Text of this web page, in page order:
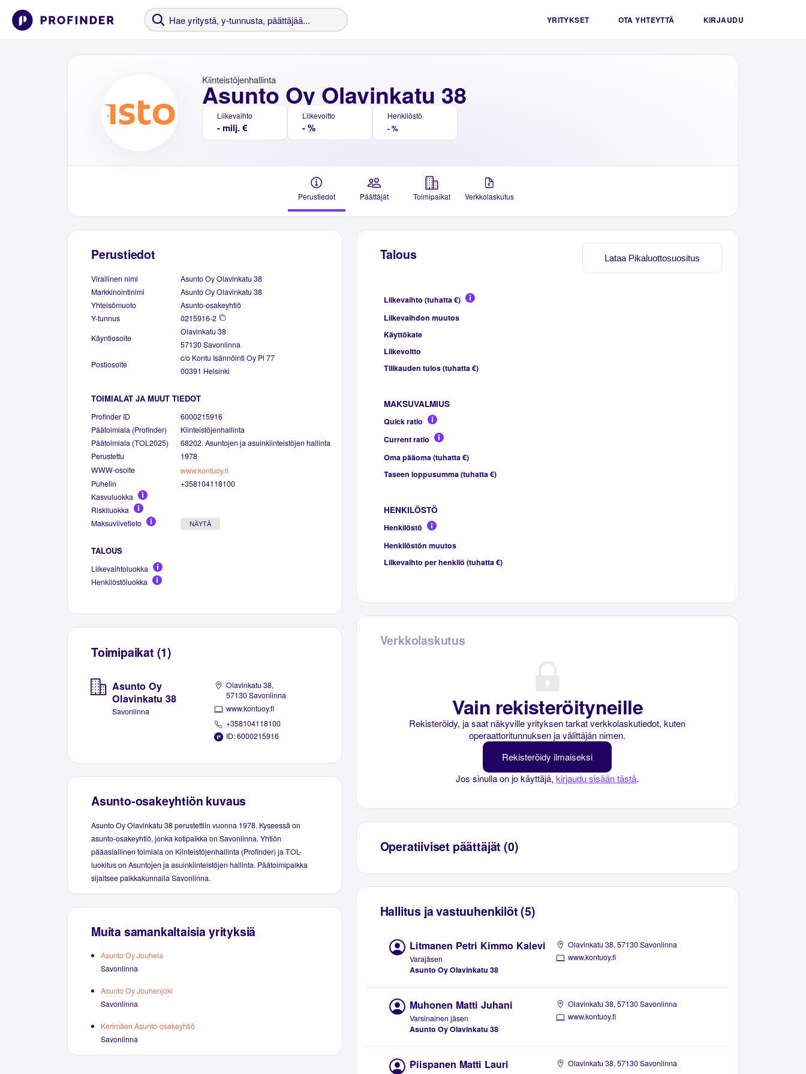
YRITYKSET OTA YHTEYTTÄ KIRJAUDU
Asunto Oy Olavinkatu 38
Kiinteistöjenhallinta
Liikevaihto
- milj. €
Liikevoitto
- %
Henkilöstö
- %
Perustiedot Päättäjät Toimipaikat Verkkolaskutus
Perustiedot
Virallinen nimi
Asunto Oy Olavinkatu 38
Markkinointinimi
Asunto Oy Olavinkatu 38
Yhteisömuoto
Asunto-osakeyhtiö
Y-tunnus
0215916-2
Käyntiosoite
Olavinkatu 38
57130 Savonlinna
Postiosoite
c/o Kontu Isännöinti Oy Pl 77
00391 Helsinki
TOIMIALAT JA MUUT TIEDOT
Profinder ID
6000215916
Päätoimiala (Profinder)
Kiinteistöjenhallinta
Päätoimiala (TOL2025)
68202. Asuntojen ja asuinkiinteistöjen hallinta
Perustettu
1978
WWW-osoite
www.kontuoy.fi
Puhelin
+358104118100
Kasvuluokka
Riskiluokka
Maksuviivetieto
NÄYTÄ
TALOUS
Liikevaihtoluokka
Henkilöstöluokka
Toimipaikat (1)
Asunto Oy
Olavinkatu 38
Savonlinna
Olavinkatu 38,
57130 Savonlinna
www.kontuoy.fi
+358104118100
ID: 6000215916
Asunto-osakeyhtiön kuvaus
Asunto Oy Olavinkatu 38 perustettiin vuonna 1978. Kyseessä on
asunto-osakeyhtiö, jonka kotipaikka on Savonlinna. Yhtiön
pääasiallinen toimiala on Kiinteistöjenhallinta (Profinder) ja TOL-
luokitus on Asuntojen ja asuinkiinteistöjen hallinta. Päätoimipaikka
sijaitsee paikkakunnalla Savonlinna.
Muita samankaltaisia yrityksiä
Asunto Oy Jouhela
Savonlinna
Asunto Oy Jouhenjoki
Savonlinna
Kerimäen Asunto-osakeyhtiö
Savonlinna
Lataa Pikaluottosuositus
Talous
Liikevaihto (tuhatta €)
Liikevaihdon muutos
Käyttökate
Liikevoitto
Tilikauden tulos (tuhatta €)
MAKSUVALMIUS
Quick ratio
Current ratio
Oma pääoma (tuhatta €)
Taseen loppusumma (tuhatta €)
HENKILÖSTÖ
Henkilöstö
Henkilöstön muutos
Liikevaihto per henkilö (tuhatta €)
Verkkolaskutus
Vain rekisteröityneille
Rekisteröidy, ja saat näkyville yrityksen tarkat verkkolaskutiedot, kuten
operaattoritunnuksen ja välittäjän nimen.
Rekisteröidy ilmaiseksi
Jos sinulla on jo käyttäjä,kirjaudu sisään tästä.
Operatiiviset päättäjät (0)
Hallitus ja vastuuhenkilöt (5)
Litmanen Petri Kimmo Kalevi
Varajäsen
Asunto Oy Olavinkatu 38
Olavinkatu 38, 57130 Savonlinna
www.kontuoy.fi
Muhonen Matti Juhani
Varsinainen jäsen
Asunto Oy Olavinkatu 38
Olavinkatu 38, 57130 Savonlinna
www.kontuoy.fi
Piispanen Matti Lauri
Olavinkatu 38, 57130 Savonlinna